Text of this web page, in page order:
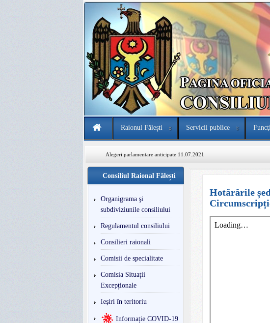
Raionul Fălești Servicii publice
Alegeri parlamentare anticipate 11.07.2021
Consiliul Raional Fălești
Organigrama şi
subdiviziunile consiliului
Regulamentul consiliului
Consilieri raionali
Comisii de specialitate
Comisia Situații
Excepționale
Ieşiri în teritoriu
Informație COVID-19
Hotărârile